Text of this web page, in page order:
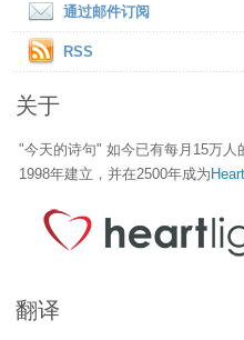
通过邮件订阅
RSS
关于
"今天的诗句" 如今已有每月15万人
1998年建立，并在2500年成为
翻译